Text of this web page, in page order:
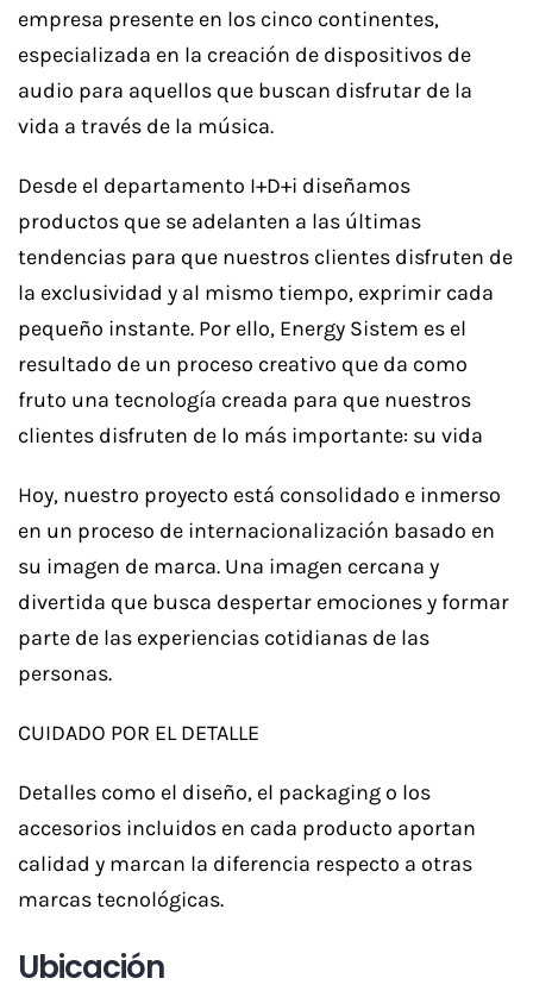
empresa presente en los cinco continentes,
especializada en la creación de dispositivos de
audio para aquellos que buscan disfrutar de la
vida a través de la música.
Desde el departamento I+D+i diseñamos
productos que se adelanten a las últimas
tendencias para que nuestros clientes disfruten de
la exclusividad y al mismo tiempo, exprimir cada
pequeño instante. Por ello, Energy Sistem es el
resultado de un proceso creativo que da como
fruto una tecnología creada para que nuestros
clientes disfruten de lo más importante: su vida
Hoy, nuestro proyecto está consolidado e inmerso
en un proceso de internacionalización basado en
su imagen de marca. Una imagen cercana y
divertida que busca despertar emociones y formar
parte de las experiencias cotidianas de las
personas.
CUIDADO POR EL DETALLE
Detalles como el diseño, el packaging o los
accesorios incluidos en cada producto aportan
calidad y marcan la diferencia respecto a otras
marcas tecnológicas.
Ubicación